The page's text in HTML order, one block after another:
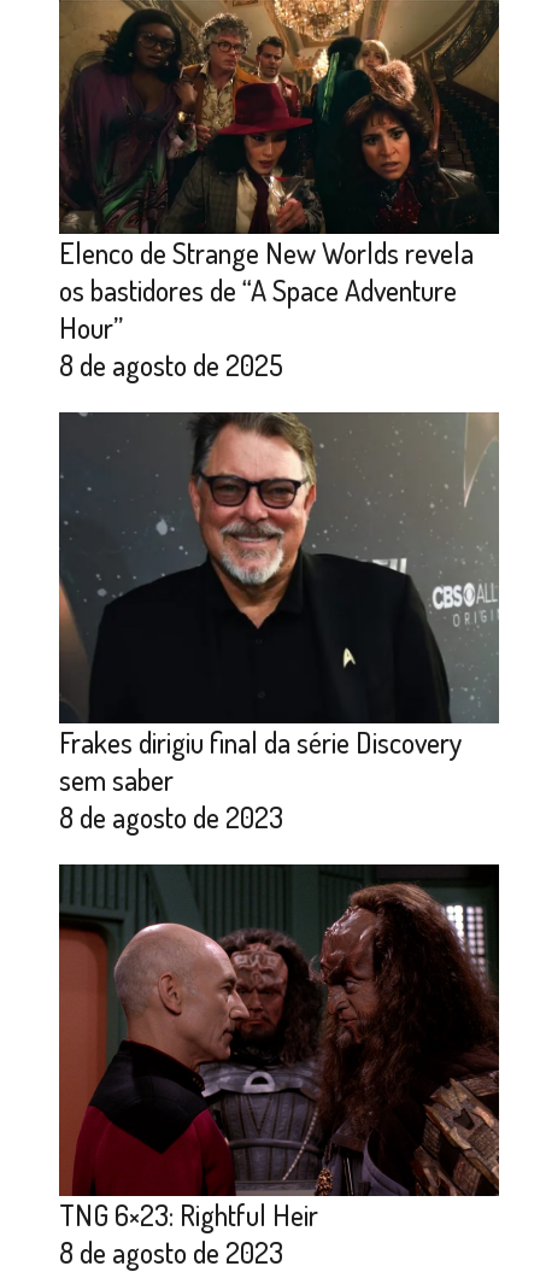
Elenco de Strange New Worlds revela
os bastidores de “A Space Adventure
Hour”
8 de agosto de 2025
Frakes dirigiu final da série Discovery
sem saber
8 de agosto de 2023
TNG 6×23: Rightful Heir
8 de agosto de 2023